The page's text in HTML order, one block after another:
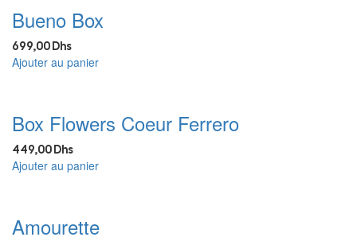
Bueno Box
699,00Dhs
Ajouter au panier
Box Flowers Coeur Ferrero
449,00Dhs
Ajouter au panier
Amourette